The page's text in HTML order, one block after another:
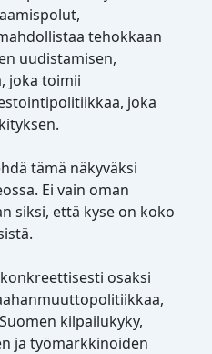
tehokkaan
uudistamisen,
joka toimii
joka
tämä näkyväksi
Ei vain oman
siksi, että kyse on koko
osaksi
kilpailukyky,
ja työmarkkinoiden